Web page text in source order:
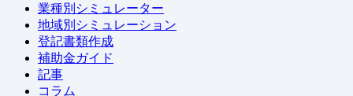
業種別シミュレーター
地域別シミュレーション
登記書類作成
補助金ガイド
記事
コラム